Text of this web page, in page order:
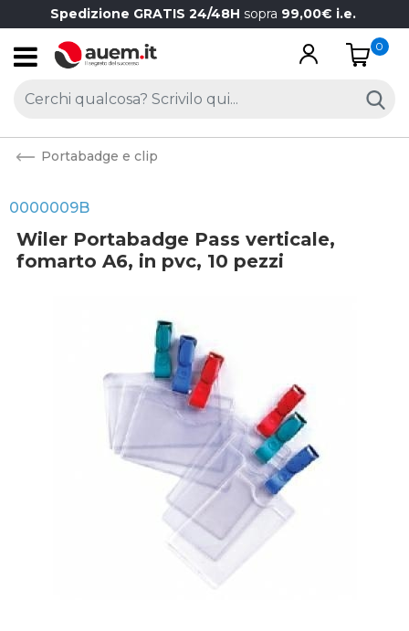
Spedizione GRATIS 24/48H sopra 99,00€ i.e.
Open
0
Portabadge e clip
0000009B
Wiler Portabadge Pass verticale,
fomarto A6, in pvc, 10 pezzi